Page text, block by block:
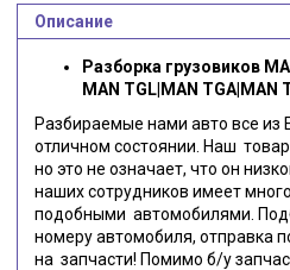
Описание
Разборка грузовиков
MAN TGL|MAN TGA|MAN
Разбираемые нами авто все из
отличном состоянии. Наш
но это не означает, что он
наших сотрудников имеет
подобными автомобилями.
номеру автомобиля, отправка
на запчасти! Помимо б/у